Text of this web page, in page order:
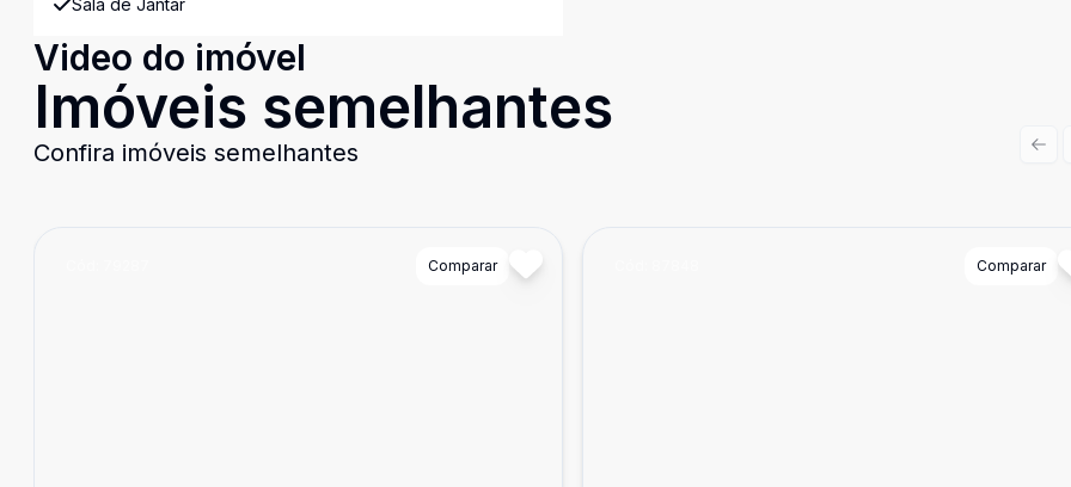
Sala de Jantar
Video do imóvel
Imóveis semelhantes
Confira imóveis semelhantes
Comparar Comparar